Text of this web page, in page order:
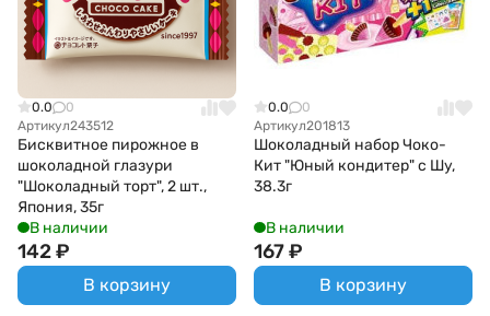
0.0
0
Артикул243512
Бисквитное пирожное в
шоколадной глазури
"Шоколадный торт", 2 шт.,
Япония, 35г
В наличии
142₽
В корзину
0.0
0
Артикул201813
Шоколадный набор Чоко-
Кит "Юный кондитер" с Шу,
38.3г
В наличии
167₽
В корзину